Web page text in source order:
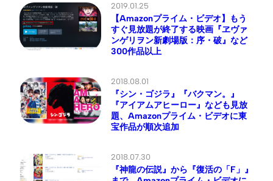
2019.01.25
【Amazonプライム・ビデオ】もう
すぐ見放題が終了する映画『ヱヴァ
ンゲリヲン新劇場版：序・破』など
300作品以上
2018.08.01
『シン・ゴジラ』『バクマン。』
『アイアムアヒーロー』なども見放
題、Amazonプライム・ビデオに東
宝作品が順次追加
2018.07.30
『神龍の伝説』から『復活の「F」』